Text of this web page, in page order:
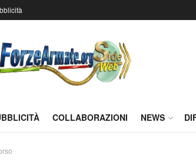
COLLABORAZIONI NEWS